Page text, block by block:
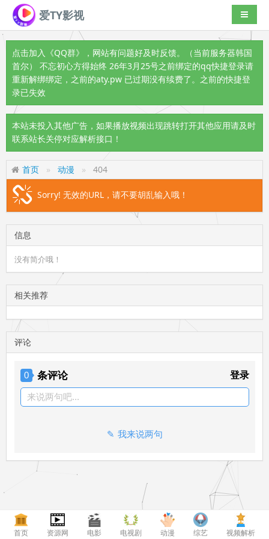
爱TY影视 导航切
点击加入《QQ群》
，网站有问题好及时反馈。（当前服务器韩国
首尔） 不忘初心方得始终 26年3月25号之前绑定的qq快捷登录请
重新解绑绑定，之前的aty.pw 已过期没有续费了。之前的快捷登
录已失效
本站未投入其他广告，如果播放视频出现跳转打开其他应用请及时
联系站长关停对应解析接口！
首页 动漫 404
Sorry! 无效的URL，请不要胡乱输入哦！
信息
没有简介哦！
相关推荐
评论
0 条评论 登录
来说两句吧...
我来说两句
首页 资源网 电影 电视剧 动漫 综艺 视频解析